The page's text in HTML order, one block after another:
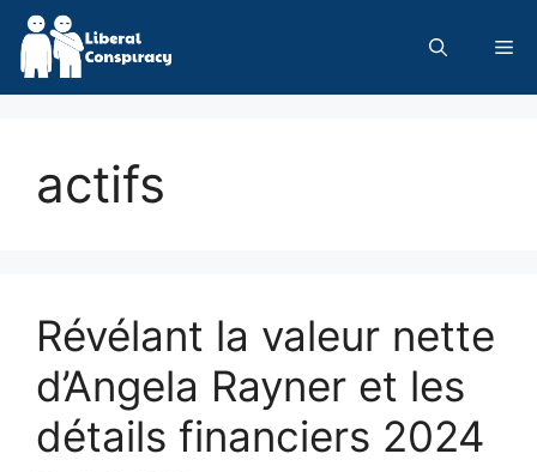
Skip
content
actifs
Révélant la valeur nette
d’Angela Rayner et les
détails financiers 2024